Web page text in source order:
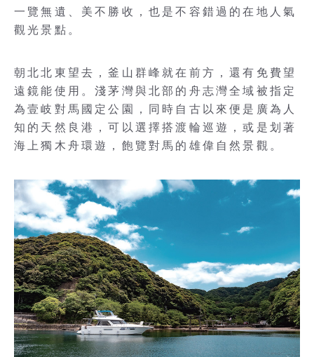
一覽無遺、美不勝收，也是不容錯過的在地人氣
觀光景點。
朝北北東望去，釜山群峰就在前方，還有免費望
遠鏡能使用。淺茅灣與北部的舟志灣全域被指定
為壹岐對馬國定公園，同時自古以來便是廣為人
知的天然良港，可以選擇搭渡輪巡遊，或是划著
海上獨木舟環遊，飽覽對馬的雄偉自然景觀。